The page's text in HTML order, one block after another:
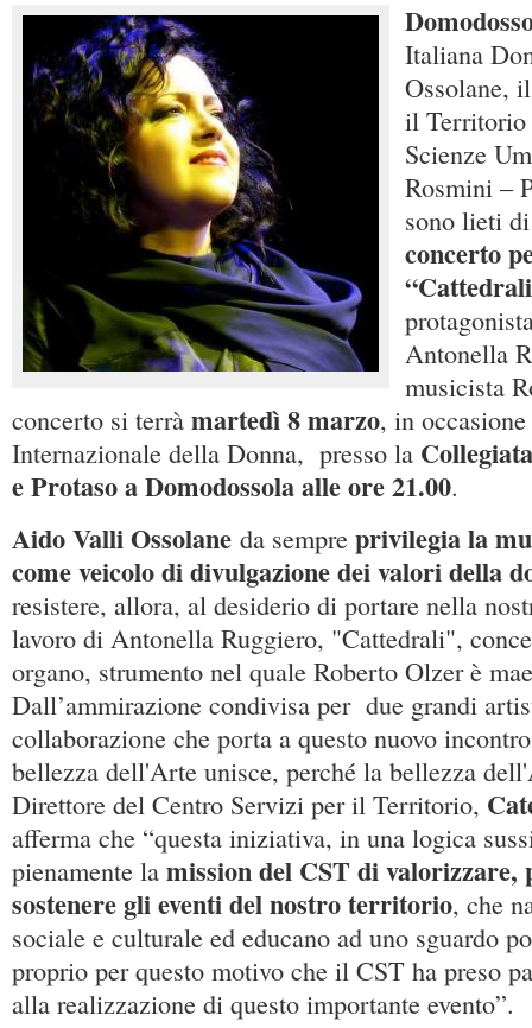
Italiana
Ossolane,
il
Scienze
Rosmini –
sono lieti
concerto
Antonella
musicista
concerto si terrà martedì 8 marzo, in
Internazionale della Donna, presso la
e Protaso a Domodossola alle ore 21.00.
Aido Valli Ossolane da sempre privilegia la
come veicolo di divulgazione dei valori della
resistere, allora, al desiderio di portare nella
lavoro di Antonella Ruggiero, "Cattedrali",
organo, strumento nel quale Roberto Olzer è
Dall’ammirazione condivisa per due grandi
collaborazione che porta a questo nuovo
bellezza dell'Arte unisce, perché la bellezza
Direttore del Centro Servizi per il Territorio,
afferma che “questa iniziativa, in una logica
pienamente la mission del CST di valorizzare,
sostenere gli eventi del nostro territorio, che
sociale e culturale ed educano ad uno sguardo
proprio per questo motivo che il CST ha preso
alla realizzazione di questo importante evento”.